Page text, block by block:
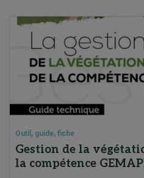
Outil, guide, fiche
Gestion de la
la compétence